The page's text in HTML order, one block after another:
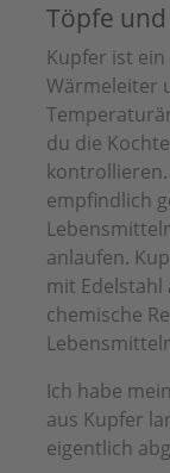
Töpfe
Kupfer ist
Wärmeleiter
du die
empfindlich
anlaufen.
mit Edelstahl
chemische
Ich habe
aus Kupfer
eigentlich